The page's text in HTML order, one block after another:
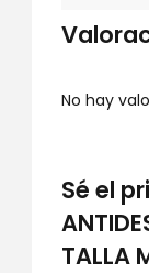
No hay
Sé el
TALLA